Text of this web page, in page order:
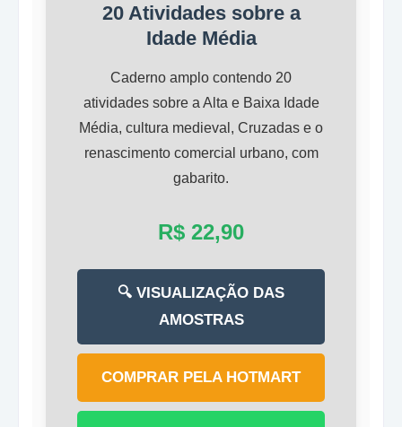
20 Atividades sobre a
Idade Média
Caderno amplo contendo 20
atividades sobre a Alta e Baixa Idade
Média, cultura medieval, Cruzadas e o
renascimento comercial urbano, com
gabarito.
R$ 22,90
🔍 VISUALIZAÇÃO DAS
AMOSTRAS
COMPRAR PELA HOTMART